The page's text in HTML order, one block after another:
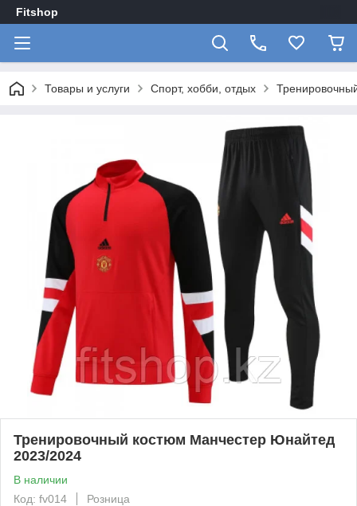
Fitshop
Товары и услуги Спорт, хобби, отдых
Тренировочный костюм Манчестер Юнайтед
2023/2024
В наличии
Код: fv014
Розница